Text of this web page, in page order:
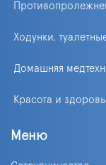
Ходунки,
Домашняя
Красота и
Меню